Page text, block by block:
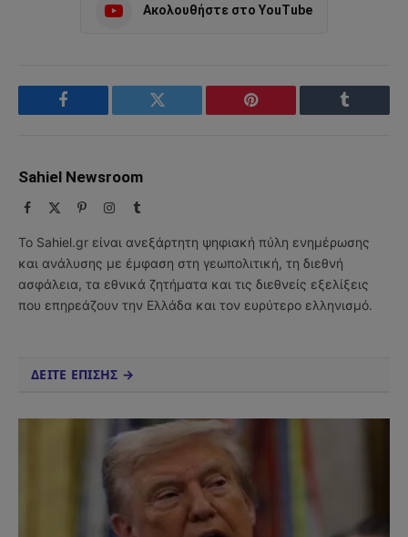
Ακολουθήστε στο YouTube
Facebook Twitter Pinterest Tumblr
Sahiel Newsroom
Facebook PinterestInstagram
Tumblr
Το Sahiel.gr είναι ανεξάρτητη ψηφιακή πύλη ενημέρωσης
και ανάλυσης με έμφαση στη γεωπολιτική, τη διεθνή
ασφάλεια, τα εθνικά ζητήματα και τις διεθνείς εξελίξεις
που επηρεάζουν την Ελλάδα και τον ευρύτερο ελληνισμό.
ΔΕΙΤΕ ΕΠΙΣΗΣ →